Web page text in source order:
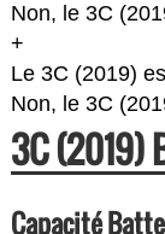
Non, le 3C
+
Le 3C (2019)
Non, le 3C
3C (2019)
Capacité